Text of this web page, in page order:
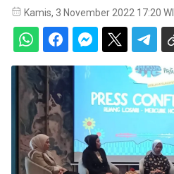
Kamis, 3 November 2022 17:20